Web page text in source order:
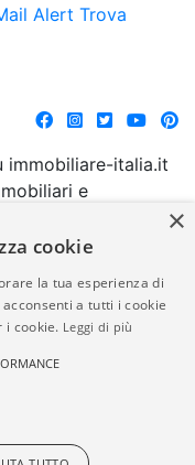
Alert Trova
immobiliare-italia.it
e
da parte di
italia.it
della
normativa in
aspetto dei
by
×
cookie
la tua esperienza di
a tutti i cookie
i cookie. Leggi di più